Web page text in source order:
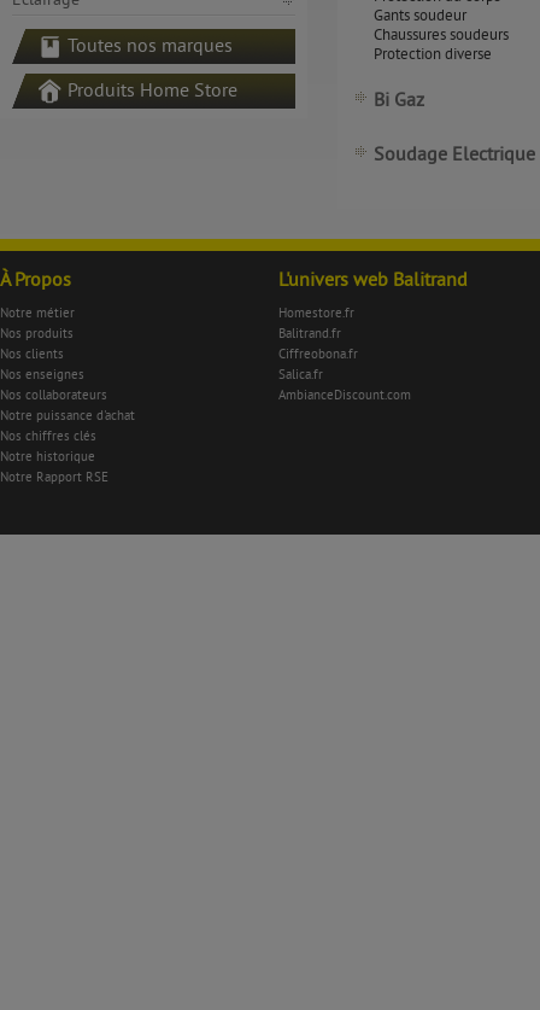
Toutes nos marques
Produits Home Store
Gants soudeur
Chaussures soudeurs
Protection diverse
Bi Gaz
Soudage Electrique
À Propos
Notre métier
Nos produits
Nos clients
Nos enseignes
Nos collaborateurs
Notre puissance d'achat
Nos chiffres clés
Notre historique
Notre Rapport RSE
L'univers web Balitrand
Homestore.fr
Balitrand.fr
Ciffreobona.fr
Salica.fr
AmbianceDiscount.com